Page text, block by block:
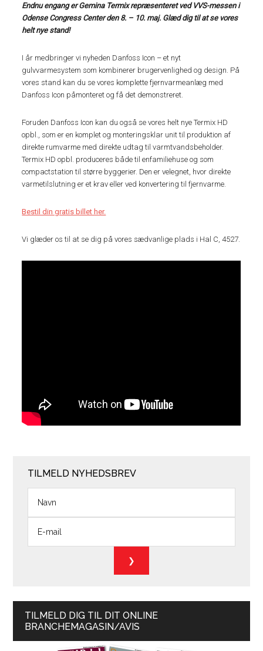
Endnu engang er Gemina Termix repræsenteret ved VVS-messen i
Odense Congress Center den 8. – 10. maj. Glæd dig til at se vores
helt nye stand!
I år medbringer vi nyheden Danfoss Icon – et nyt
gulvvarmesystem som kombinerer brugervenlighed og design. På
vores stand kan du se vores komplette fjernvarmeanlæg med
Danfoss Icon påmonteret og få det demonstreret.
Foruden Danfoss Icon kan du også se vores helt nye Termix HD
opbl., som er en komplet og monteringsklar unit til produktion af
direkte rumvarme med direkte udtag til varmtvandsbeholder.
Termix HD opbl. produceres både til enfamiliehuse og som
compactstation til større byggerier. Den er velegnet, hvor direkte
varmetilslutning er et krav eller ved konvertering til fjernvarme.
Bestil din gratis billet her.
Vi glæder os til at se dig på vores sædvanlige plads i Hal C, 4527.
TILMELD NYHEDSBREV
TILMELD DIG TIL DIT ONLINE
BRANCHEMAGASIN/AVIS